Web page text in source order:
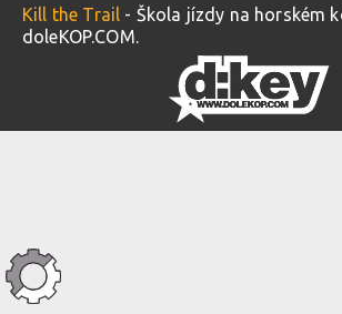
Kill the Trail - Škola jízdy na horském
doleKOP.COM.